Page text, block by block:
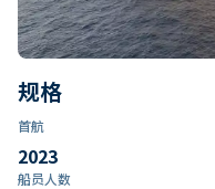
规格
首航
2023
船员人数